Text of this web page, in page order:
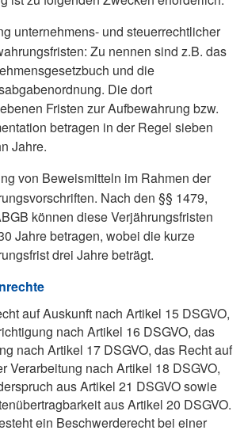
unternehmens- und steuerrechtlicher
Zu nennen sind z.B. das
und die
Die dort
Fristen zur Aufbewahrung bzw.
betragen in der Regel sieben
Jahre.
von Beweismitteln im Rahmen der
Nach den §§ 1479,
können diese Verjährungsfristen
Jahre betragen, wobei die kurze
drei Jahre beträgt.
auf Auskunft nach Artikel 15 DSGVO,
nach Artikel 16 DSGVO, das
nach Artikel 17 DSGVO, das Recht auf
Verarbeitung nach Artikel 18 DSGVO,
aus Artikel 21 DSGVO sowie
aus Artikel 20 DSGVO.
ein Beschwerderecht bei einer